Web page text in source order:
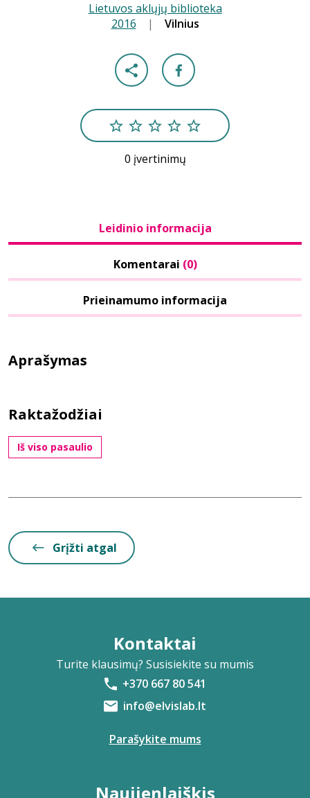
Lietuvos aklųjų biblioteka
2016 | Vilnius
0 įvertinimų
Leidinio informacija
Komentarai (0)
Prieinamumo informacija
Aprašymas
Raktažodžiai
Iš viso pasaulio
Grįžti atgal
Kontaktai
Turite klausimų? Susisiekite su mumis
+370 667 80 541
info@elvislab.lt
Parašykite mums
Naujienlaiškis